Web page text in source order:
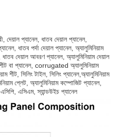
দেয়াল প্যানেল, ধাতব দেয়াল প্যানেল,
ধাতব পর্দা দেয়াল প্যানেল, অ্যালুমিনিয়াম
দেয়াল আবরণ প্যানেল, অ্যালুমিনিয়াম দেয়াল
বা প্যানেল, corrugated অ্যালুমিনিয়াম
সিলিং টাইল, সিলিং প্যানেল,অ্যালুমিনিয়াম
প্লেট, অ্যালুমিনিয়াম কম্পোজিট প্যানেল,
এসিএম, স্যান্ডউইচ প্যানেল